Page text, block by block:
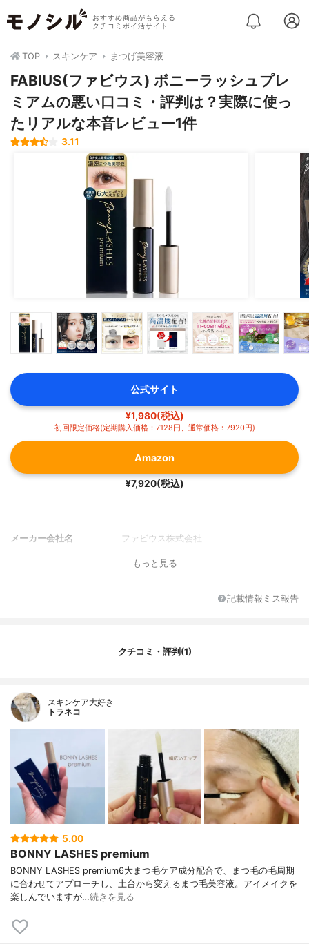
おすすめ商品がもらえる
クチコミポイ活サイト
TOP スキンケア まつげ美容液
FABIUS(ファビウス) ボニーラッシュプレ
ミアムの悪い口コミ・評判は？実際に使っ
たリアルな本音レビュー1件
3.11
公式サイト
¥1,980(税込)
初回限定価格(定期購入価格：7128円、通常価格：7920円)
Amazon
¥7,920(税込)
メーカー会社名 ファビウス株式会社
もっと見る
記載情報ミス報告
クチコミ・評判(1)
スキンケア大好き
トラネコ
5.00
BONNY LASHES premium
BONNY LASHES premium6大まつ毛ケア成分配合で、まつ毛の毛周期
に合わせてアプローチし、土台から変えるまつ毛美容液。アイメイクを
楽しんでいますが…続きを見る